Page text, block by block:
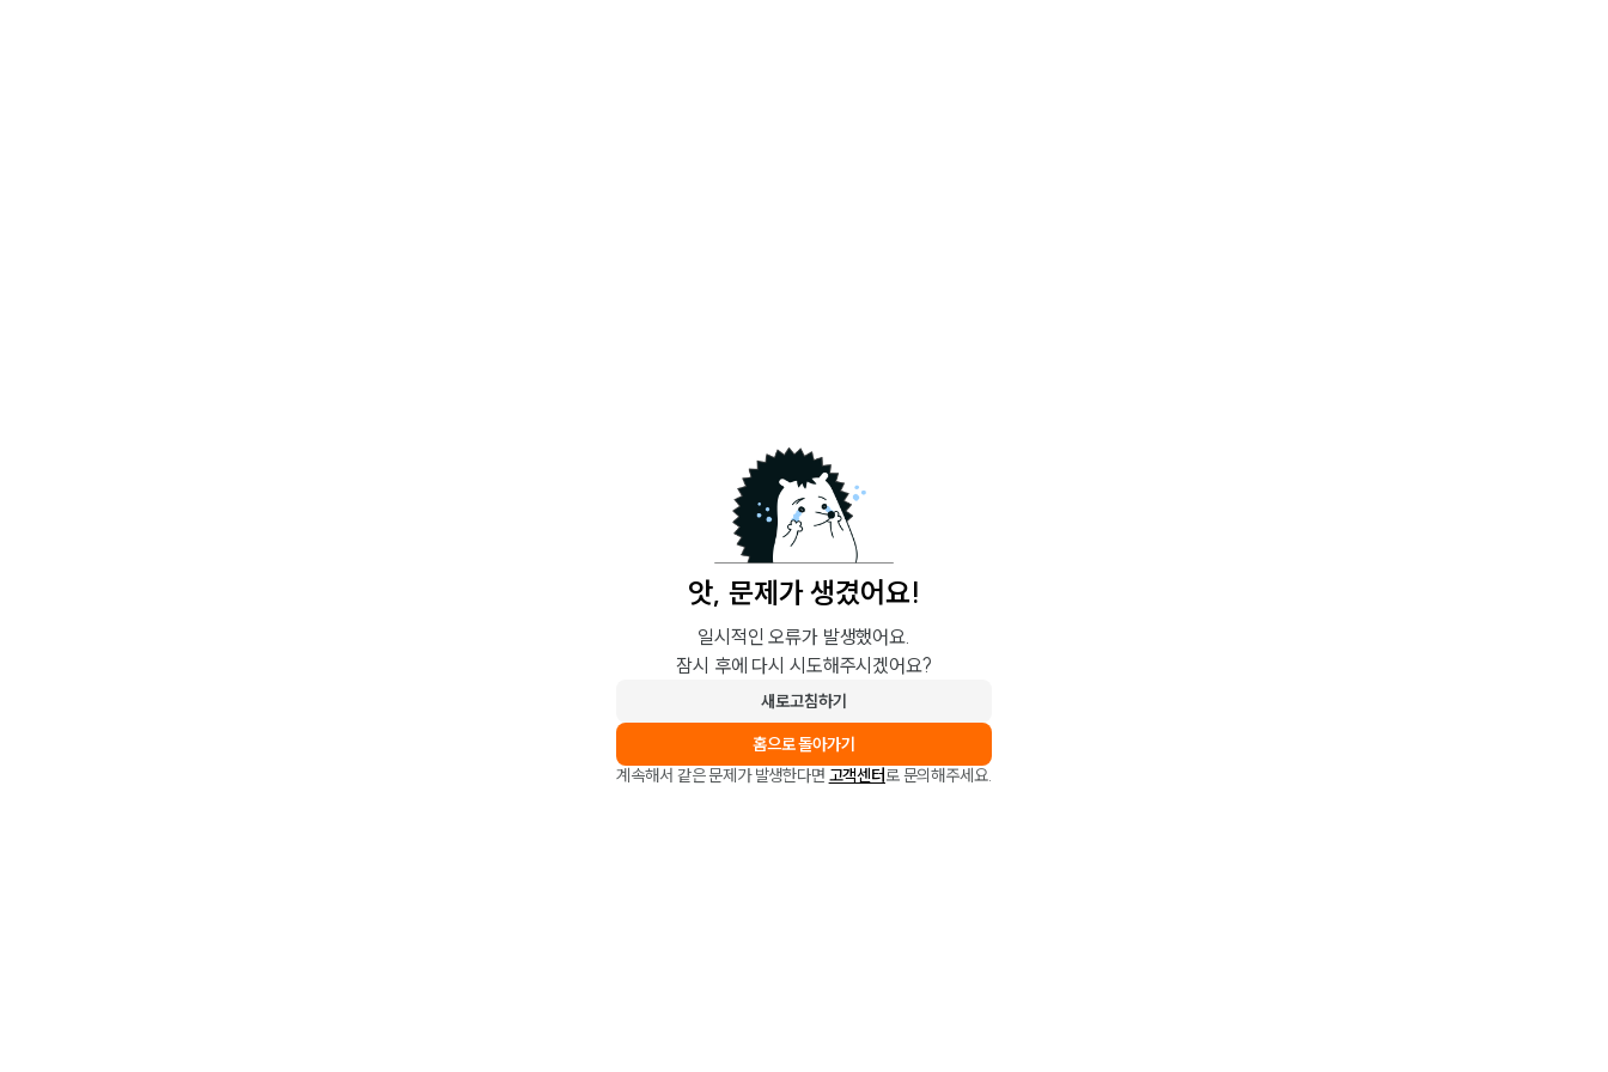
앗, 문제가 생겼어요!
일시적인 오류가 발생했어요.
잠시 후에 다시 시도해주시겠어요?
새로고침하기
홈으로 돌아가기
계속해서 같은 문제가 발생한다면 고객센터로 문의해주세요.